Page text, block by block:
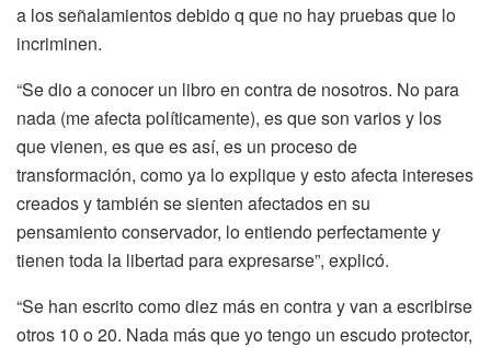
a los señalamientos debido q que no hay pruebas que lo
incriminen.
“Se dio a conocer un libro en contra de nosotros. No para
nada (me afecta políticamente), es que son varios y los
que vienen, es que es así, es un proceso de
transformación, como ya lo explique y esto afecta intereses
creados y también se sienten afectados en su
pensamiento conservador, lo entiendo perfectamente y
tienen toda la libertad para expresarse”, explicó.
“Se han escrito como diez más en contra y van a escribirse
otros 10 o 20. Nada más que yo tengo un escudo protector,